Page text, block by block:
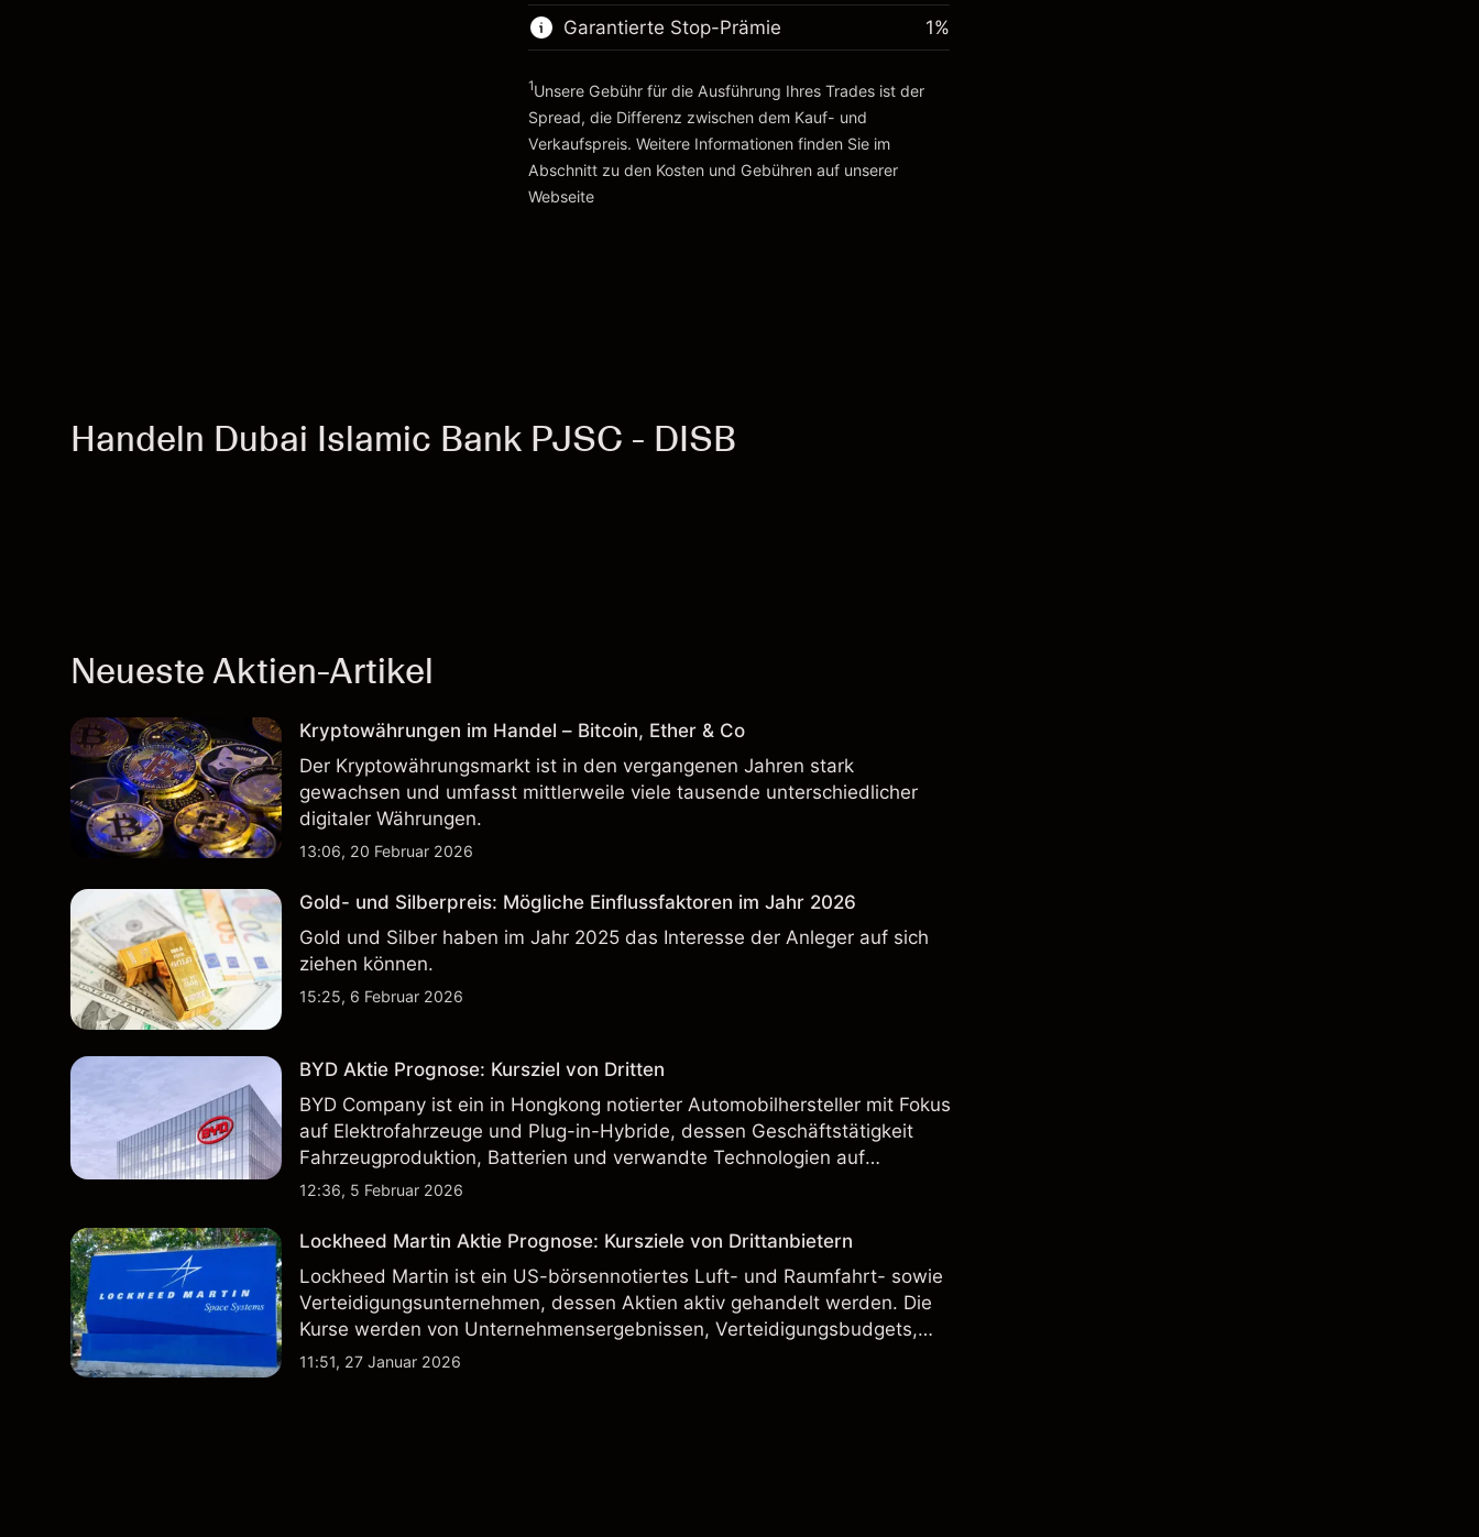
Zur Plattform
Positionsgröße mit Hebelwirkung
~AED 4,000.00
Zur Plattform
Garantierte Stop-Prämie
Kosten und Gebühren
1%
1Unsere Gebühr für die Ausführung Ihres Trades ist der
Spread, die Differenz zwischen dem Kauf- und
Verkaufspreis. Weitere Informationen finden Sie im
Abschnitt zu den Kosten und Gebühren auf unserer
Webseite
Handeln Dubai Islamic Bank PJSC - DISB
Neueste Aktien-Artikel
Kryptowährungen im Handel – Bitcoin, Ether & Co
Der Kryptowährungsmarkt ist in den vergangenen Jahren stark
gewachsen und umfasst mittlerweile viele tausende unterschiedlicher
digitaler Währungen.
13:06, 20 Februar 2026
Gold- und Silberpreis: Mögliche Einflussfaktoren im Jahr 2026
Gold und Silber haben im Jahr 2025 das Interesse der Anleger auf sich
ziehen können.
15:25, 6 Februar 2026
BYD Aktie Prognose: Kursziel von Dritten
BYD Company ist ein in Hongkong notierter Automobilhersteller mit Fokus
auf Elektrofahrzeuge und Plug-in-Hybride, dessen Geschäftstätigkeit
Fahrzeugproduktion, Batterien und verwandte Technologien auf
inländischen und internationalen Märkten umfasst.
12:36, 5 Februar 2026
Lockheed Martin Aktie Prognose: Kursziele von Drittanbietern
Lockheed Martin ist ein US-börsennotiertes Luft- und Raumfahrt- sowie
Verteidigungsunternehmen, dessen Aktien aktiv gehandelt werden. Die
Kurse werden von Unternehmensergebnissen, Verteidigungsbudgets,
Vertragsaktivitäten und den allgemeinen Aktienmärktbedingungen
11:51, 27 Januar 2026